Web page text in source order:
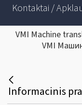
Kontaktai /
VMI Machine
VMI